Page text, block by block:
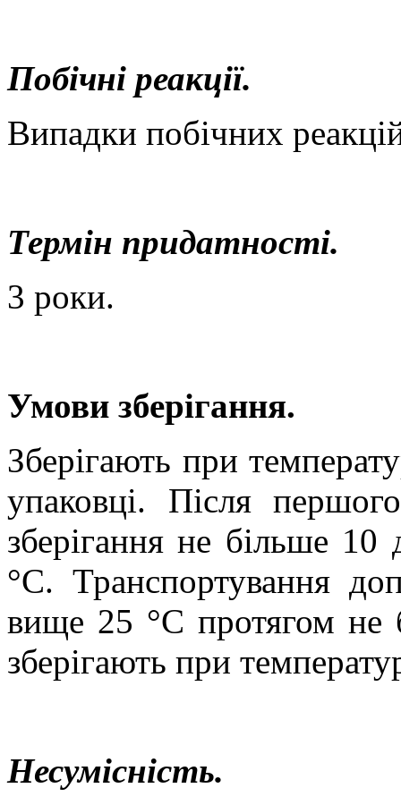
Побічні реакції.
Випадки побічних
Термін придатності.
3 роки.
Умови зберігання.
Зберігають при
упаковці. Після
зберігання не більше
°С. Транспортування
вище 25 °С протягом не
зберігають при
Несумісність.